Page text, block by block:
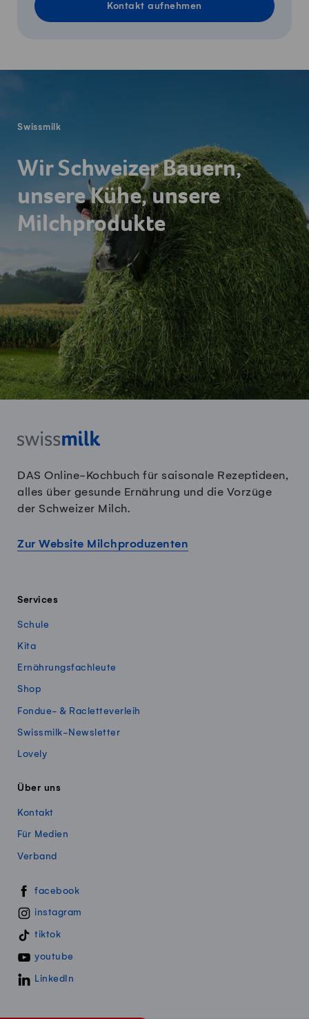
Kontakt aufnehmen
Swissmilk
Wir Schweizer Bauern,
unsere Kühe, unsere
Milchprodukte
DAS Online-Kochbuch für saisonale Rezeptideen,
alles über gesunde Ernährung und die Vorzüge
der Schweizer Milch.
Zur Website Milchproduzenten
Services
Schule
Kita
Ernährungsfachleute
Shop
Fondue- & Racletteverleih
Swissmilk-Newsletter
Lovely
Über uns
Kontakt
Für Medien
Verband
Swissmillk auf Social Media
facebook
instagram
tiktok
youtube
LinkedIn